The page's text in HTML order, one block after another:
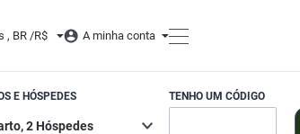
, BR /R$ A minha conta
E HÓSPEDES TENHO UM CÓDIGO